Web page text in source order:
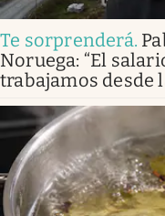
Te sorprenderá.
Noruega: “El
trabajamos desde